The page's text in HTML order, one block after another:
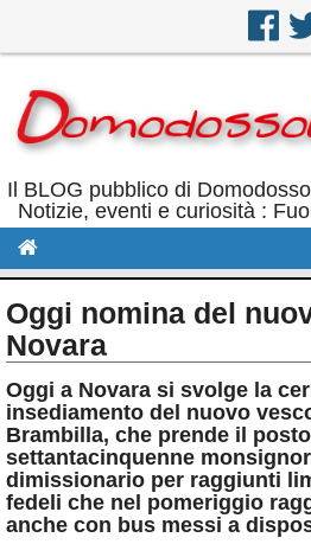
Il BLOG pubblico di
Notizie, eventi e curiosità :
Politica
Sport
Eventi
Rubriche
Calendario
Oggi nomina del
Novara
Oggi a Novara si svolge la
insediamento del nuovo
Brambilla, che prende il posto
settantacinquenne
dimissionario per raggiunti
fedeli che nel pomeriggio
anche con bus messi a